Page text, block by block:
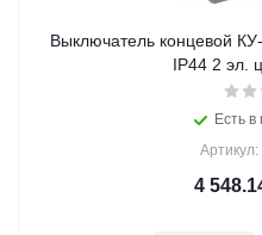
Выключатель концевой
IP44 2 эл.
Есть
4